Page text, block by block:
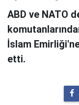
ABD ve NATO
İslam
etti.